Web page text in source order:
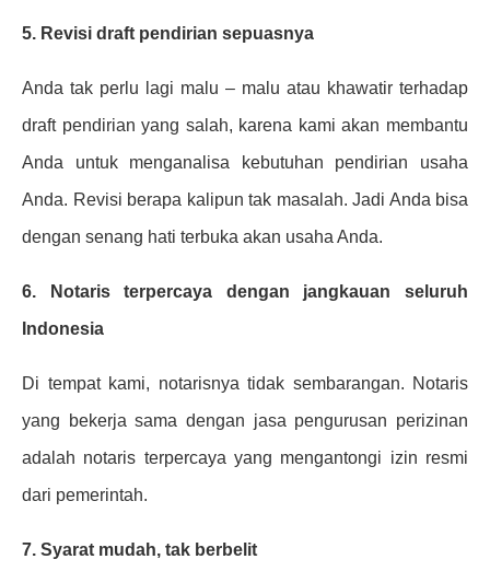
5. Revisi draft pendirian sepuasnya
Anda tak perlu lagi malu – malu atau khawatir terhadap
draft pendirian yang salah, karena kami akan membantu
Anda untuk menganalisa kebutuhan pendirian usaha
Anda. Revisi berapa kalipun tak masalah. Jadi Anda bisa
dengan senang hati terbuka akan usaha Anda.
6. Notaris terpercaya dengan jangkauan seluruh
Indonesia
Di tempat kami, notarisnya tidak sembarangan. Notaris
yang bekerja sama dengan jasa pengurusan perizinan
adalah notaris terpercaya yang mengantongi izin resmi
dari pemerintah.
7. Syarat mudah, tak berbelit